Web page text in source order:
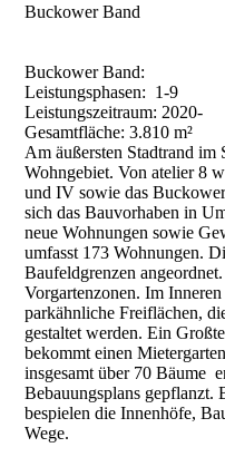
Buckower Band
Buckower Band:
Leistungsphasen: 1-9
Leistungszeitraum: 2020-
Gesamtfläche: 3.810 m²
Am äußersten Stadtrand im
Wohngebiet. Von atelier 8
und IV sowie das
sich das Bauvorhaben in
neue Wohnungen sowie
umfasst 173 Wohnungen.
Baufeldgrenzen
Vorgartenzonen. Im
parkähnliche Freiflächen,
gestaltet werden. Ein
bekommt einen
insgesamt über 70 Bäume
Bebauungsplans gepflanzt.
bespielen die Innenhöfe,
Wege.